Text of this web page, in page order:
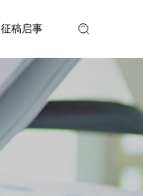
征稿启事